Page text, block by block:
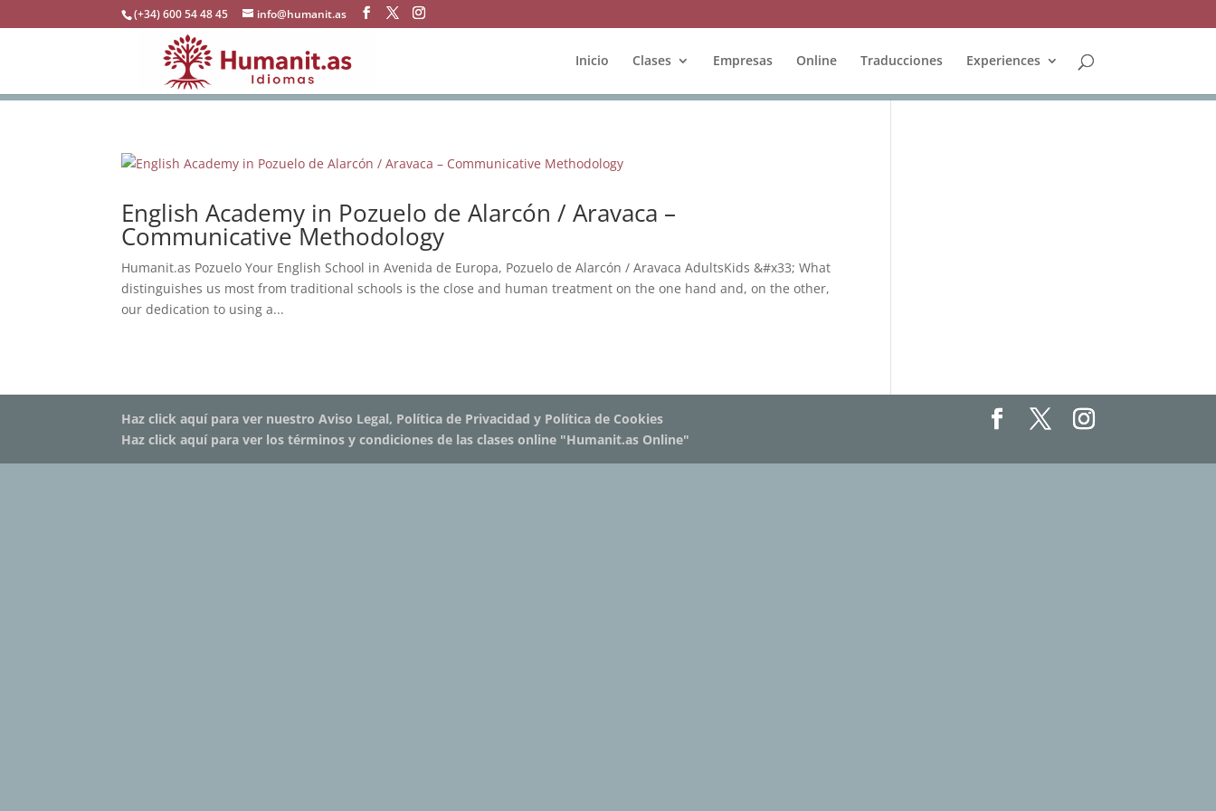
(+34) 600 54 48 45 info@humanit.as
Inicio Clases Empresas Online Traducciones Experiences
English Academy in Pozuelo de Alarcón / Aravaca –
Communicative Methodology
Humanit.as Pozuelo Your English School in Avenida de Europa, Pozuelo de Alarcón / Aravaca AdultsKids &#x33; What
distinguishes us most from traditional schools is the close and human treatment on the one hand and, on the other,
our dedication to using a...
Haz click aquí para ver nuestro Aviso Legal, Política de Privacidad y Política de Cookies
Haz click aquí para ver los términos y condiciones de las clases online "Humanit.as Online"